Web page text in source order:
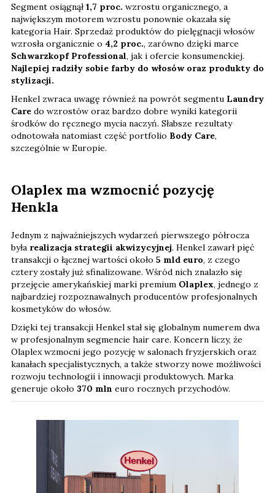
Segment osiągnął1,7 proc. wzrostu organicznego, a
największym motorem wzrostu ponownie okazała się
kategoria Hair. Sprzedaż produktów do pielęgnacji włosów
wzrosła organicznie o 4,2 proc., zarówno dzięki marce
Schwarzkopf Professional, jak i ofercie konsumenckiej.
Najlepiej radziły sobie farby do włosów oraz produkty do
stylizacji.
Henkel zwraca uwagę również na powrót segmentu Laundry
Care do wzrostów oraz bardzo dobre wyniki kategorii
środków do ręcznego mycia naczyń. Słabsze rezultaty
odnotowała natomiast część portfolio Body Care,
szczególnie w Europie.
Olaplex ma wzmocnić pozycję
Henkla
Jednym z najważniejszych wydarzeń pierwszego półrocza
była realizacja strategii akwizycyjnej. Henkel zawarł pięć
transakcji o łącznej wartości około 5 mld euro, z czego
cztery zostały już sfinalizowane. Wśród nich znalazło się
przejęcie amerykańskiej marki premium Olaplex, jednego z
najbardziej rozpoznawalnych producentów profesjonalnych
kosmetyków do włosów.
Dzięki tej transakcji Henkel stał się globalnym numerem dwa
w profesjonalnym segmencie hair care. Koncern liczy, że
Olaplex wzmocni jego pozycję w salonach fryzjerskich oraz
kanałach specjalistycznych, a także stworzy nowe możliwości
rozwoju technologii i innowacji produktowych. Marka
generuje około 370 mln euro rocznych przychodów.